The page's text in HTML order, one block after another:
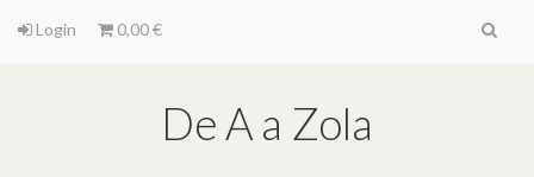
Login 0,00 €
De A a Zola